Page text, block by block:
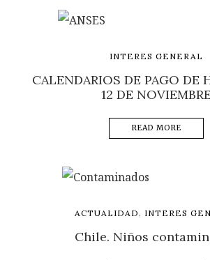
INTERES GENERAL
CALENDARIOS DE PAGO DE
12 DE NOVIEMBRE
READ MORE
ACTUALIDAD , INTERES
Chile. Niños